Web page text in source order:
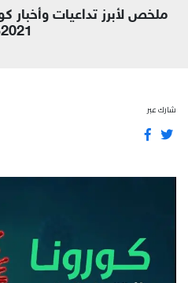
2021م
شارك عبر